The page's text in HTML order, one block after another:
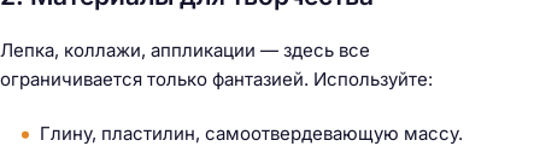
Лепка, коллажи, аппликации — здесь все
ограничивается только фантазией. Используйте:
Глину, пластилин, самоотвердевающую массу.